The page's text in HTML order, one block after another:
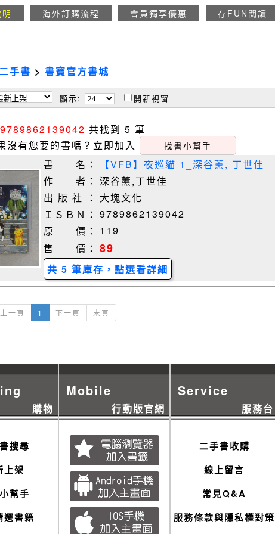
海外訂購流程 會員獨享優惠 存FUN閱讀
手書 > 書寶官方書城
顯示: 開新視窗
9789862139042 共找到 5 筆
沒有您要的書嗎？立即加入
找書小幫手
書 名：
【VFB】夜巡貓 1_深谷薰, 丁世佳
作 者： 深谷薰,丁世佳
出 版 社 ：
大塊文化
ＩＳＢＮ： 9789862139042
原 價： 119
售 價： 89
共 5 筆庫存，點選看詳細
上一頁 1 下一頁 末頁
購物
搜尋
上架
幫手
選書籍
Mobile
行動版官網
Service
服務台
二手書收購
線上留言
常見Q&A
服務條款與隱私權對策